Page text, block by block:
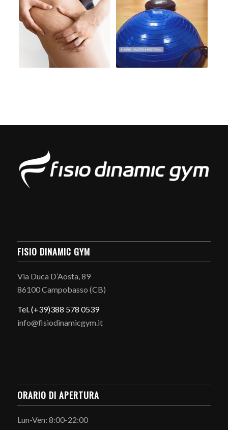
FISIO DINAMIC GYM
Via Duca D’Aosta, 89
86100 Campobasso (CB)
Tel. (+39)388 578 0539
info@fisiodinamicgym.it
ORARIO DI APERTURA
Lun-Ven: 8:00-22:00